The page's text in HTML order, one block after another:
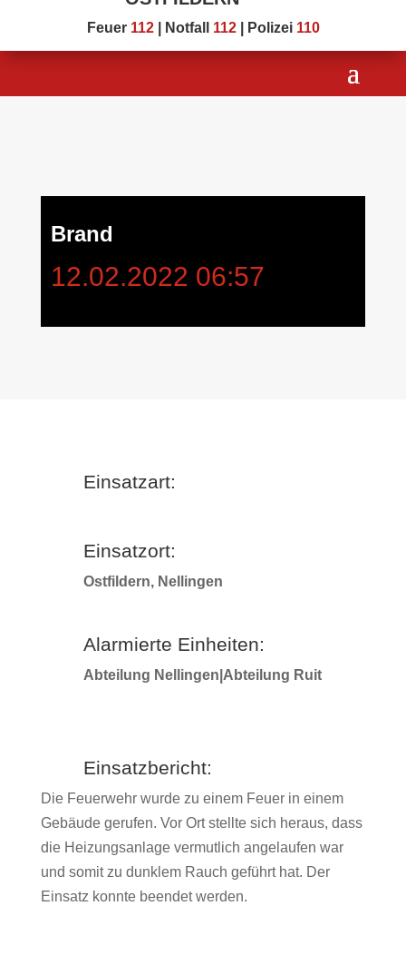
Feuer 112| Notfall 112| Polizei 110
Brand
12.02.2022 06:57
Einsatzart:
Einsatzort:
Ostfildern, Nellingen
Alarmierte Einheiten:
Abteilung Nellingen|Abteilung Ruit
Einsatzbericht:
Die Feuerwehr wurde zu einem Feuer in einem
Gebäude gerufen. Vor Ort stellte sich heraus, dass
die Heizungsanlage vermutlich angelaufen war
und somit zu dunklem Rauch geführt hat. Der
Einsatz konnte beendet werden.